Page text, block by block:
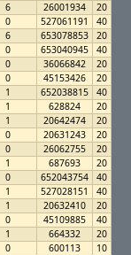
6 26001934
20
0 527061191
40
6 653078853
20
0 653040945
40
0 36066842
20
0 45153426
20
1 652038815
40
1 628824
20
1 20642474
20
0 20631243
20
0 26062755
20
1 687693
20
0 652043754
40
1 527028151
40
1 20632410
20
0 45109885
40
1 664332
20
0 600113
10